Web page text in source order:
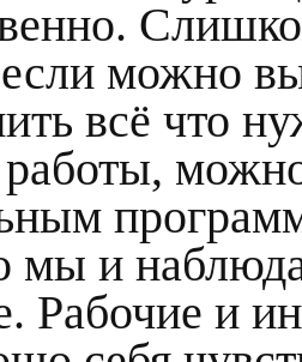
если можно
всё что
мы и
Рабочие и